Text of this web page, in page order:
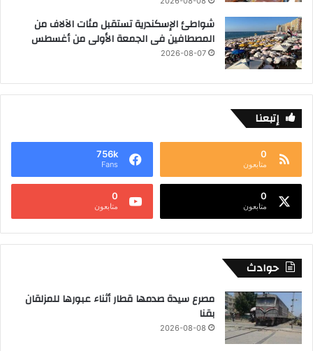
شواطئ الإسكندرية تستقبل مئات الآلاف من
المصطافين فى الجمعة الأولى من أغسطس
2026-08-07
إتبعنا
0
متابعون
756k
Fans
0
متابعون
0
متابعون
حوادث
مصرع سيدة صدمها قطار أثناء عبورها للمزلقان
بقنا
2026-08-08